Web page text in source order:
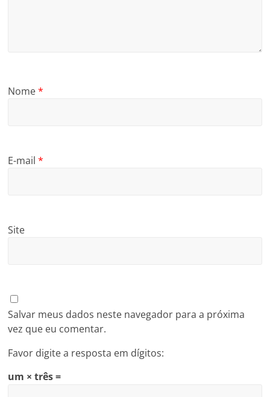
Nome*
E-mail*
Site
Salvar meus dados neste navegador para a próxima
vez que eu comentar.
Favor digite a resposta em dígitos:
um × três =